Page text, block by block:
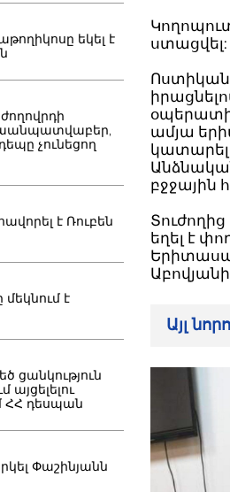
եկել է
չունեցող
է Ռուբեն
է
ցանկություն
ՀՀ դեսպան
Փաշինյանն
ստացվել:
ամյա
բջջային
եղել է
Այլ